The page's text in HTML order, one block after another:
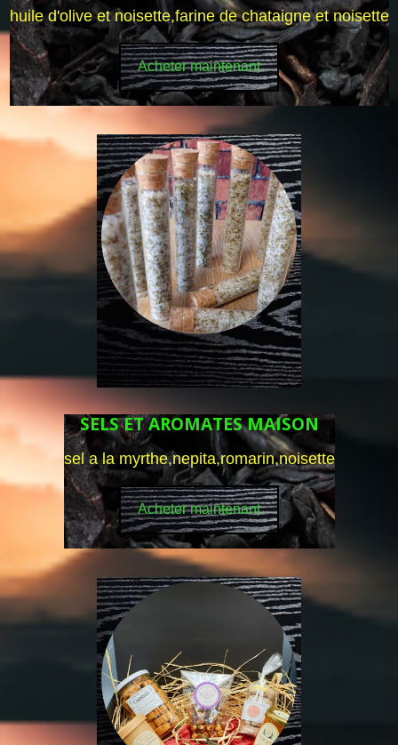
huile d'olive et noisette,farine de chataigne et noisette
Acheter maintenant
SELS ET AROMATES MAISON
sel a la myrthe,nepita,romarin,noisette
Acheter maintenant